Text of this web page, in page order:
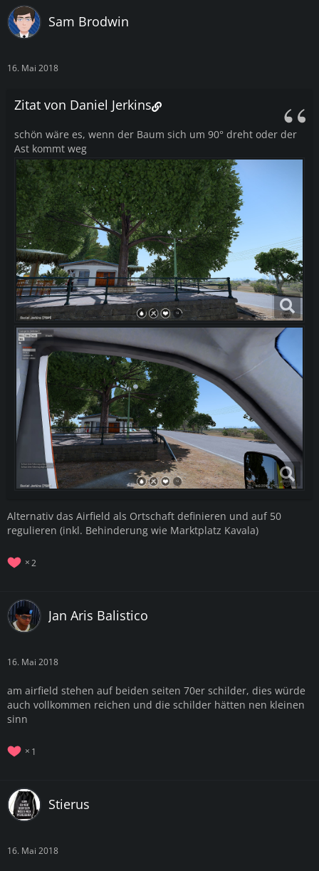
Sam Brodwin
16. Mai 2018
Zitat von Daniel Jerkins
schön wäre es, wenn der Baum sich um 90° dreht oder der
Ast kommt weg
Alternativ das Airfield als Ortschaft definieren und auf 50
regulieren (inkl. Behinderung wie Marktplatz Kavala)
2
Jan Aris Balistico
16. Mai 2018
am airfield stehen auf beiden seiten 70er schilder, dies würde
auch vollkommen reichen und die schilder hätten nen kleinen
sinn
1
Stierus
16. Mai 2018